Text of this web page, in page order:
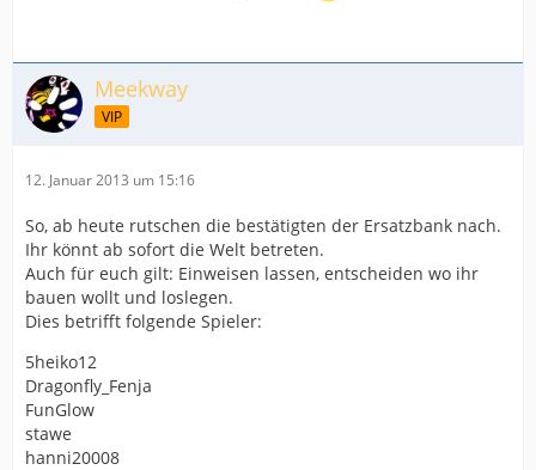
Meekway
VIP
12. Januar 2013 um 15:16
So, ab heute rutschen die bestätigten der Ersatzbank nach.
Ihr könnt ab sofort die Welt betreten.
Auch für euch gilt: Einweisen lassen, entscheiden wo ihr
bauen wollt und loslegen.
Dies betrifft folgende Spieler:
5heiko12
Dragonfly_Fenja
FunGlow
stawe
hanni20008